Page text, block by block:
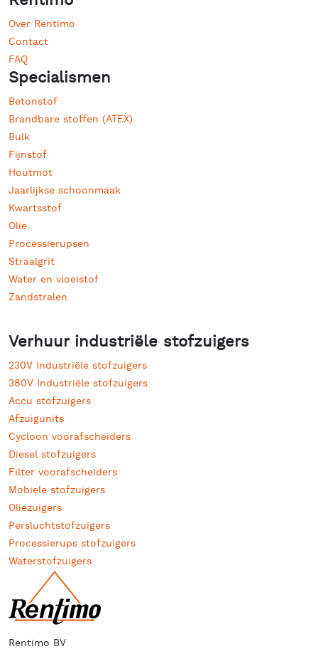
Over Rentimo
Contact
FAQ
Specialismen
Betonstof
Brandbare stoffen (ATEX)
Bulk
Fijnstof
Houtmot
Jaarlijkse schoonmaak
Kwartsstof
Olie
Processierupsen
Straalgrit
Water en vloeistof
Zandstralen
Verhuur industriële stofzuigers
230V Industriële stofzuigers
380V Industriële stofzuigers
Accu stofzuigers
Afzuigunits
Cycloon voorafscheiders
Diesel stofzuigers
Filter voorafscheiders
Mobiele stofzuigers
Oliezuigers
Persluchtstofzuigers
Processierups stofzuigers
Waterstofzuigers
Rentimo BV